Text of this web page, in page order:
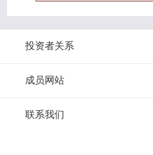
投资者关系
成员网站
联系我们